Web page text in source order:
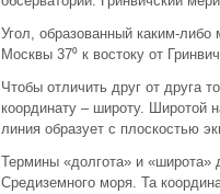
Угол, образованный каким-
Москвы 37⁰ к востоку от
Чтобы отличить друг от друга
координату – широту. Широтой
линия образует с плоскостью
Термины «долгота» и
Средиземного моря. Та